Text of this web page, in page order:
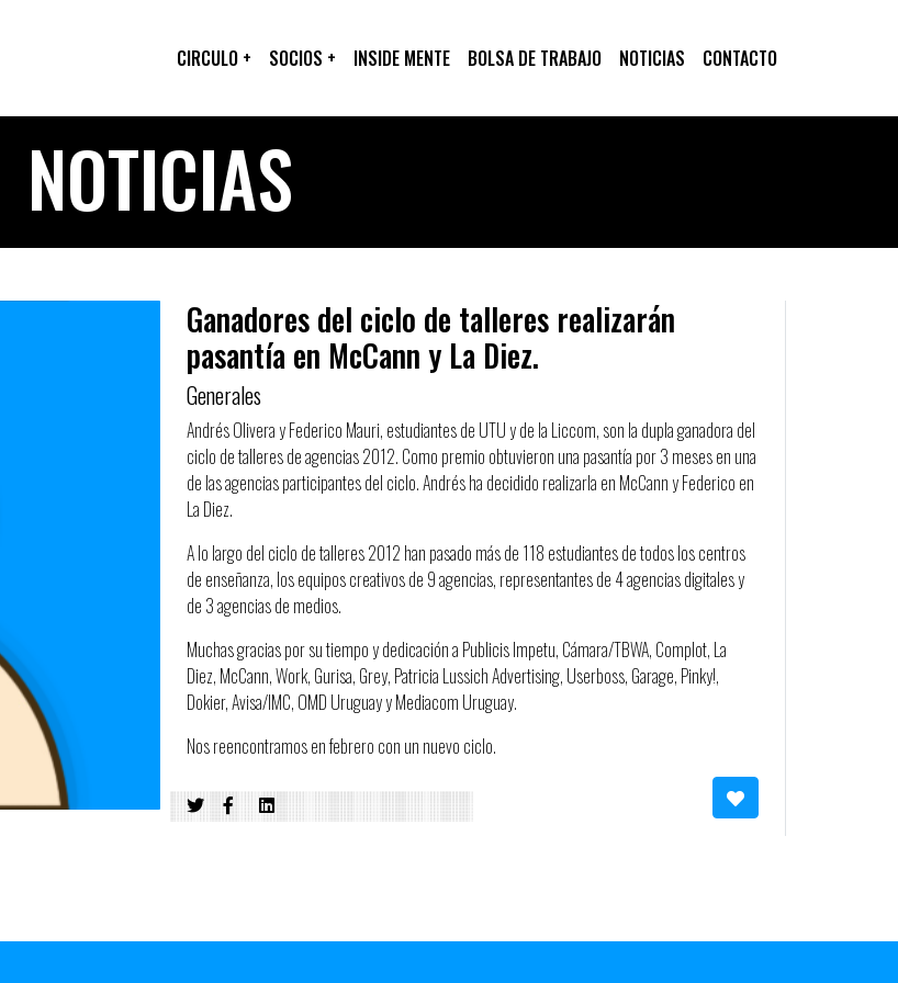
CIRCULO + SOCIOS + INSIDE MENTE BOLSA DE TRABAJO NOTICIAS CONTACTO
NOTICIAS
Ganadores del ciclo de talleres realizarán
pasantía en McCann y La Diez.
Generales
Andrés Olivera y Federico Mauri, estudiantes de UTU y de la Liccom, son la dupla ganadora del
ciclo de talleres de agencias 2012. Como premio obtuvieron una pasantía por 3 meses en una
de las agencias participantes del ciclo. Andrés ha decidido realizarla en McCann y Federico en
La Diez.
A lo largo del ciclo de talleres 2012 han pasado más de 118 estudiantes de todos los centros
de enseñanza, los equipos creativos de 9 agencias, representantes de 4 agencias digitales y
de 3 agencias de medios.
Muchas gracias por su tiempo y dedicación a Publicis Impetu, Cámara/TBWA, Complot, La
Diez, McCann, Work, Gurisa, Grey, Patricia Lussich Advertising, Userboss, Garage, Pinky!,
Dokier, Avisa/IMC, OMD Uruguay y Mediacom Uruguay.
Nos reencontramos en febrero con un nuevo ciclo.